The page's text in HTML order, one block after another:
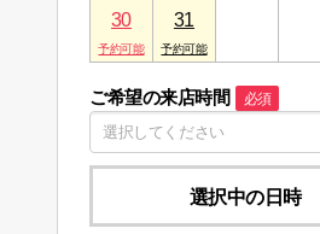
30 31
ご希望の来店時間 必須
選択中の日時